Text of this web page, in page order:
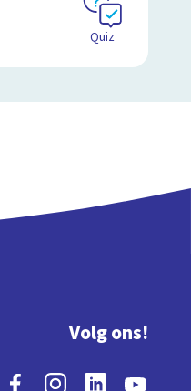
Quiz
Volg ons!